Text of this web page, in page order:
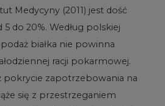
Medycyny (2011) jest dość
do 20%. Według polskiej
białka nie powinna
racji pokarmowej.
pokrycie zapotrzebowania na
się z przestrzeganiem